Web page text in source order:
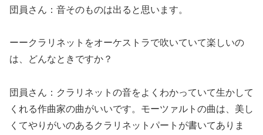
団員さん：音そのものは出ると思います。
ーークラリネットをオーケストラで吹いていて楽しいの
は、どんなときですか？
団員さん：クラリネットの音をよくわかっていて生かして
くれる作曲家の曲がいいです。モーツァルトの曲は、美し
くてやりがいのあるクラリネットパートが書いてありま